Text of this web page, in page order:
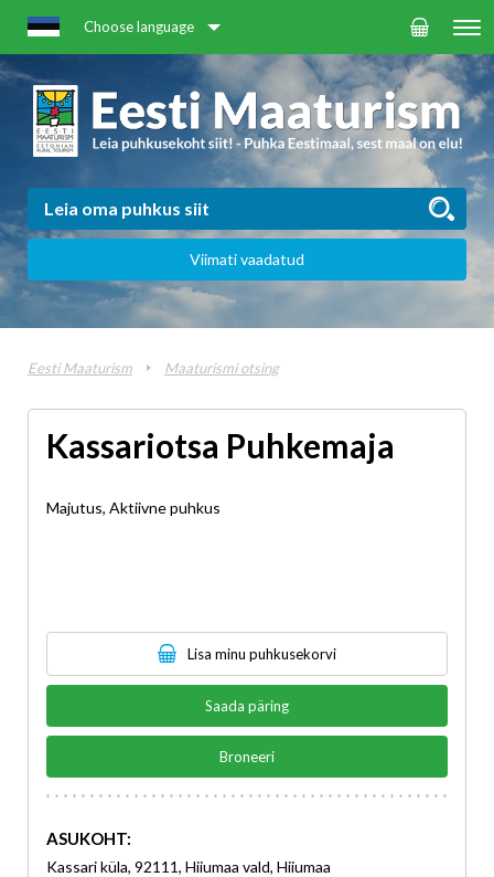
Choose language
Viimati vaadatud
Eesti Maaturism Maaturismi otsing
Kassariotsa Puhkemaja
Majutus, Aktiivne puhkus
Lisa minu puhkusekorvi
Saada päring
Broneeri
ASUKOHT:
Kassari küla, 92111, Hiiumaa vald, Hiiumaa